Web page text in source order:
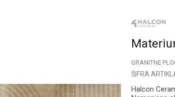
GRANITNE
ŠIFRA
Halcon